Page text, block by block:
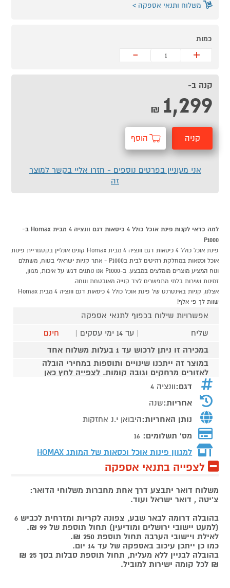
משלוח ותנאי אספקה
כמות
+
-
קנה ב-
1,299
₪
קניה הוסף
אני מעוניין בפרטים נוספים - חזרו אליי בקשר למוצר
זה
למה כדאי לקנות פינת אוכל כולל 4 כיסאות דגם וונציה 4 מבית Homax ב-
P1000
פינת אוכל כולל 4 כיסאות דגם וונציה 4 מבית Homax קונים אונליין בקטגוריית פינות
אוכל וכסאות במחלקת רהיטים לבית בP1000 - אתר קניות ישראלי בטוח, משתלם
ונוח המציע מוצרים מומלצים במבצע. ב-P1000 אנו נותנים דגש על איכות, מגוון,
זמינות ושירות בלתי מתפשרים לצד קנייה מאובטחת ונוחה.
אצלנו, קניות באינטרנט של פינת אוכל כולל 4 כיסאות דגם וונציה 4 מבית Homax
שוות לך פי אלף!
אפשרויות שילוח בכפוף לתנאי אספקה
שליח
| עד 14 ימי עסקים |
חינם
במכירה זו ניתן לרכוש עד 1 בעלות משלוח אחד
במוצר זה ייתכנו שינויים ותוספות במחירי הובלה
לאזורים מרחקים וגובה קומות. לצפייה לחץ כאן
דגם:וונציה 4
אחריות:שנה
נותן האחריות:היבואן י.נ אחזקות
מס' תשלומים: 16
למגוון פינות אוכל וכסאות של המותג HOMAX
לצפייה בתנאי אספקה
משלוח דואר יתבצע דרך אחת מחברות משלוחי הדואר:
צ'יטה , דואר ישראל ועוד.
בהובלה דרומה לבאר שבע, צפונה לקריות ומזרחית לכביש 6
(למעט יישובי ירושלים ומודיעין) תחול תוספת של 99 ₪.
לאילת ויישובי הערבה תחול תוספת 250 ₪.
כמו כן ייתכן עיכוב באספקה של עד 14 יום.
בהובלה לבניין ללא מעלית, תחול תוספת סבלות בסך 25 ₪
₪ לכל קומה ישירות למוביל.